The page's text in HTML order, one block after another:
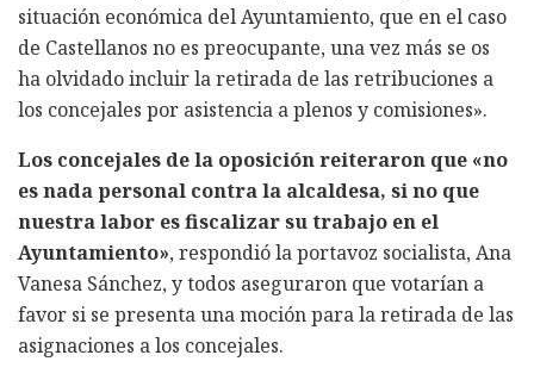
situación económica del Ayuntamiento, que en el caso
de Castellanos no es preocupante, una vez más se os
ha olvidado incluir la retirada de las retribuciones a
los concejales por asistencia a plenos y comisiones».
Los concejales de la oposición reiteraron que «no
es nada personal contra la alcaldesa, si no que
nuestra labor es fiscalizar su trabajo en el
Ayuntamiento», respondió la portavoz socialista, Ana
Vanesa Sánchez, y todos aseguraron que votarían a
favor si se presenta una moción para la retirada de las
asignaciones a los concejales.